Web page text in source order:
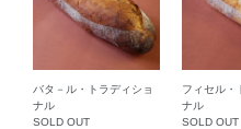
バタ－ル・トラディショ
ナル
SOLD OUT
フィセル・
ナル
SOLD OUT